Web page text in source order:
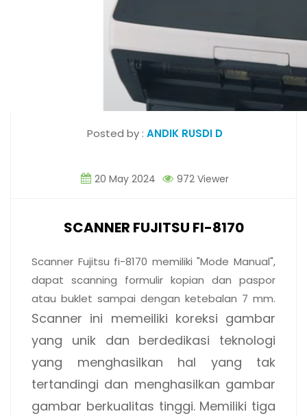
Posted by : ANDIK RUSDI D
20 May 2024 972 Viewer
SCANNER FUJITSU FI-8170
Scanner Fujitsu fi-8170 memiliki"Mode Manual",
dapat scanning formulir kopian dan paspor
atau buklet sampai dengan ketebalan 7 mm.
Scanner ini memeiliki koreksi gambar
yang unik dan berdedikasi teknologi
yang menghasilkan hal yang tak
tertandingi dan menghasilkan gambar
gambar berkualitas tinggi. Memiliki tiga